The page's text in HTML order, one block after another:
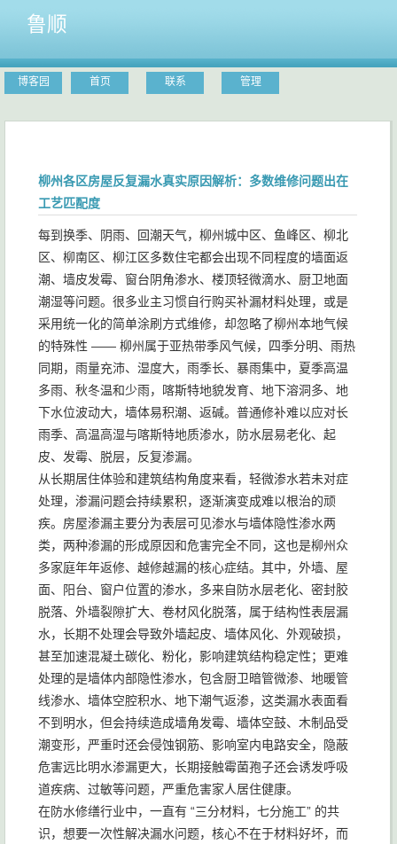
鲁顺
博客园 首页 联系 管理
柳州各区房屋反复漏水真实原因解析：多数维修问题出在
工艺匹配度
每到换季、阴雨、回潮天气，柳州城中区、鱼峰区、柳北
区、柳南区、柳江区多数住宅都会出现不同程度的墙面返
潮、墙皮发霉、窗台阴角渗水、楼顶轻微滴水、厨卫地面
潮湿等问题。很多业主习惯自行购买补漏材料处理，或是
采用统一化的简单涂刷方式维修，却忽略了柳州本地气候
的特殊性 —— 柳州属于亚热带季风气候，四季分明、雨热
同期，雨量充沛、湿度大，雨季长、暴雨集中，夏季高温
多雨、秋冬温和少雨，喀斯特地貌发育、地下溶洞多、地
下水位波动大，墙体易积潮、返碱。普通修补难以应对长
雨季、高温高湿与喀斯特地质渗水，防水层易老化、起
皮、发霉、脱层，反复渗漏。
从长期居住体验和建筑结构角度来看，轻微渗水若未对症
处理，渗漏问题会持续累积，逐渐演变成难以根治的顽
疾。房屋渗漏主要分为表层可见渗水与墙体隐性渗水两
类，两种渗漏的形成原因和危害完全不同，这也是柳州众
多家庭年年返修、越修越漏的核心症结。其中，外墙、屋
面、阳台、窗户位置的渗水，多来自防水层老化、密封胶
脱落、外墙裂隙扩大、卷材风化脱落，属于结构性表层漏
水，长期不处理会导致外墙起皮、墙体风化、外观破损，
甚至加速混凝土碳化、粉化，影响建筑结构稳定性；更难
处理的是墙体内部隐性渗水，包含厨卫暗管微渗、地暖管
线渗水、墙体空腔积水、地下潮气返渗，这类漏水表面看
不到明水，但会持续造成墙角发霉、墙体空鼓、木制品受
潮变形，严重时还会侵蚀钢筋、影响室内电路安全，隐蔽
危害远比明水渗漏更大，长期接触霉菌孢子还会诱发呼吸
道疾病、过敏等问题，严重危害家人居住健康。
在防水修缮行业中，一直有 “三分材料，七分施工” 的共
识，想要一次性解决漏水问题，核心不在于材料好坏，而